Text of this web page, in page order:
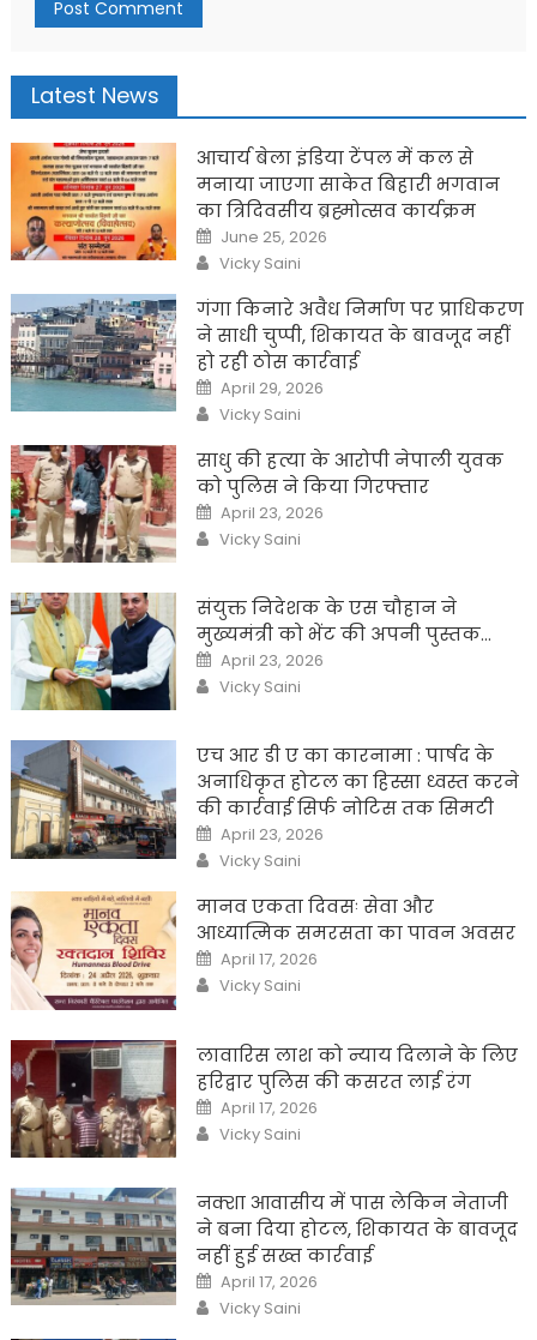
Latest News
आचार्य बेला इंडिया टेंपल में कल से
मनाया जाएगा साकेत बिहारी भगवान
का त्रिदिवसीय ब्रह्मोत्सव कार्यक्रम
Posted
on
June 25, 2026
Author
Vicky Saini
गंगा किनारे अवैध निर्माण पर प्राधिकरण
ने साधी चुप्पी, शिकायत के बावजूद नहीं
हो रही ठोस कार्रवाई
Posted
on
April 29, 2026
Author
Vicky Saini
साधु की हत्या के आरोपी नेपाली युवक
को पुलिस ने किया गिरफ्तार
Posted
on
April 23, 2026
Author
Vicky Saini
संयुक्त निदेशक के एस चौहान ने
मुख्यमंत्री को भेंट की अपनी पुस्तक…
Posted
on
April 23, 2026
Author
Vicky Saini
एच आर डी ए का कारनामा : पार्षद के
अनाधिकृत होटल का हिस्सा ध्वस्त करने
की कार्रवाई सिर्फ नोटिस तक सिमटी
Posted
on
April 23, 2026
Author
Vicky Saini
मानव एकता दिवसः सेवा और
आध्यात्मिक समरसता का पावन अवसर
Posted
on
April 17, 2026
Author
Vicky Saini
लावारिस लाश को न्याय दिलाने के लिए
हरिद्वार पुलिस की कसरत लाई रंग
Posted
on
April 17, 2026
Author
Vicky Saini
नक्शा आवासीय में पास लेकिन नेताजी
ने बना दिया होटल, शिकायत के बावजूद
नहीं हुई सख्त कार्रवाई
Posted
on
April 17, 2026
Author
Vicky Saini